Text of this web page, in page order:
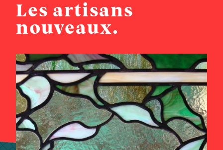
Les artisans
nouveaux.